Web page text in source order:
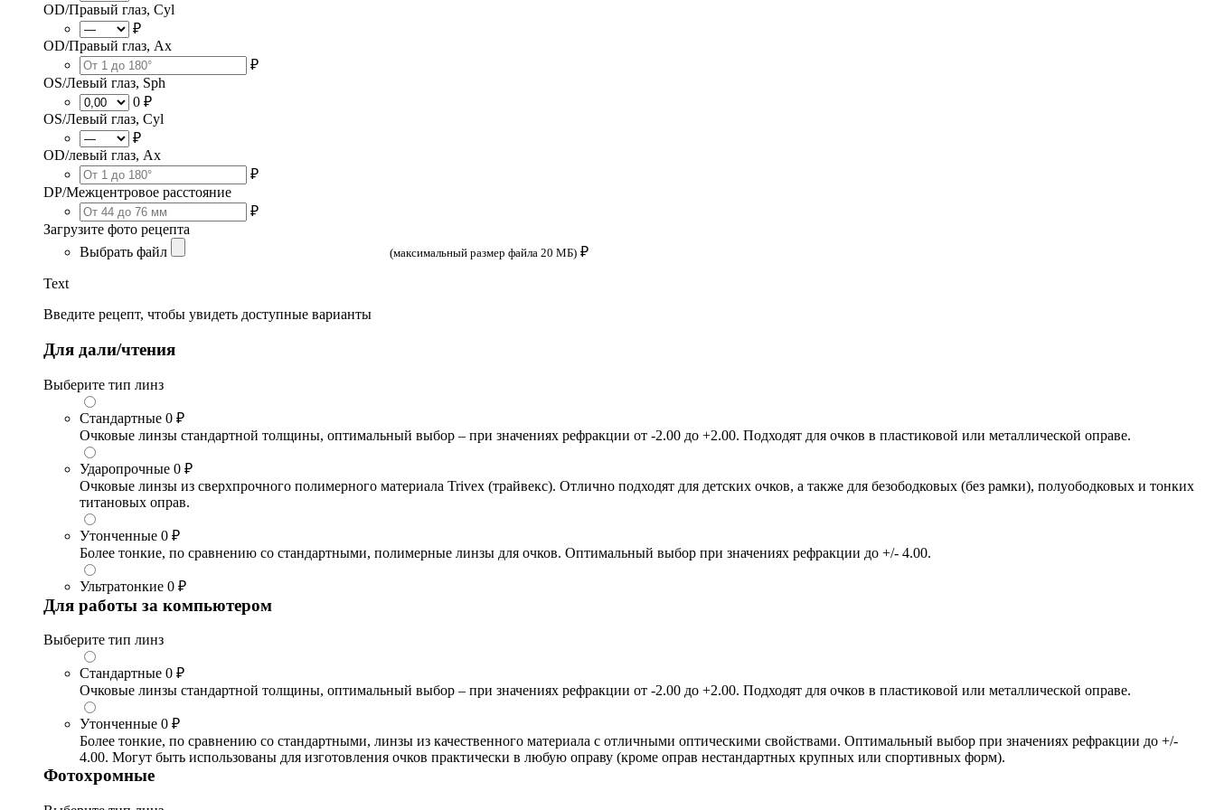
OD/Правый глаз, Cyl
₽
OD/Правый глаз, Ax
₽
OS/Левый глаз, Sph
0 ₽
OS/Левый глаз, Cyl
₽
OD/левый глаз, Ax
₽
DP/Межцентровое расстояние
₽
Загрузите фото рецепта
Выбрать файл
(максимальный размер файла 20 МБ) ₽
Text
Введите рецепт, чтобы увидеть доступные варианты
Для дали/чтения
Выберите тип линз
Стандартные 0 ₽
Очковые линзы стандартной толщины, оптимальный выбор – при значениях рефракции от -2.00 до +2.00. Подходят для очков в пластиковой или металлической оправе.
Ударопрочные 0 ₽
Очковые линзы из сверхпрочного полимерного материала Trivex (трайвекс). Отлично подходят для детских очков, а также для безободковых (без рамки), полуободковых и тонких
титановых оправ.
Утонченные 0 ₽
Более тонкие, по сравнению со стандартными, полимерные линзы для очков. Оптимальный выбор при значениях рефракции до +/- 4.00.
Ультратонкие 0 ₽
Для работы за компьютером
Выберите тип линз
Стандартные 0 ₽
Очковые линзы стандартной толщины, оптимальный выбор – при значениях рефракции от -2.00 до +2.00. Подходят для очков в пластиковой или металлической оправе.
Утонченные 0 ₽
Более тонкие, по сравнению со стандартными, линзы из качественного материала с отличными оптическими свойствами. Оптимальный выбор при значениях рефракции до +/-
4.00. Могут быть использованы для изготовления очков практически в любую оправу (кроме оправ нестандартных крупных или спортивных форм).
Фотохромные